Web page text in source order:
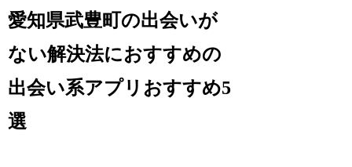
愛知県武豊町の出会いが
ない解決法におすすめの
出会い系アプリおすすめ5
選